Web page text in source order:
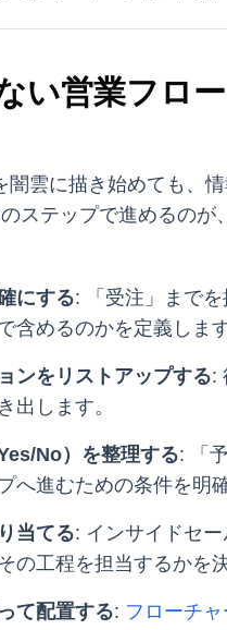
い営業フロ
闇雲に描き始めても、
ステップで進めるのが
にする: 「受注」まで
含めるのかを定義します
ンをリストアップする:
出します。
No）を整理する: 「
へ進むための条件を明
当てる: インサイドセ
の工程を担当するかを
て配置する: フローチ